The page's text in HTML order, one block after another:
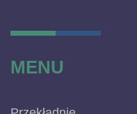
MENU